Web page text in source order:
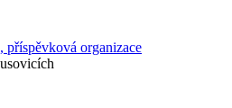
organizace